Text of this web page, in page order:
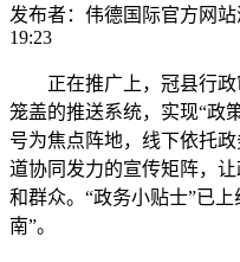
发布者： 伟德国际官方网站
19:23
正在推广上，冠县行政
笼盖的推送系统，实现“政
号为焦点阵地，线下依托
道协同发力的宣传矩阵，
和群众。“政务小贴士”已
南”。